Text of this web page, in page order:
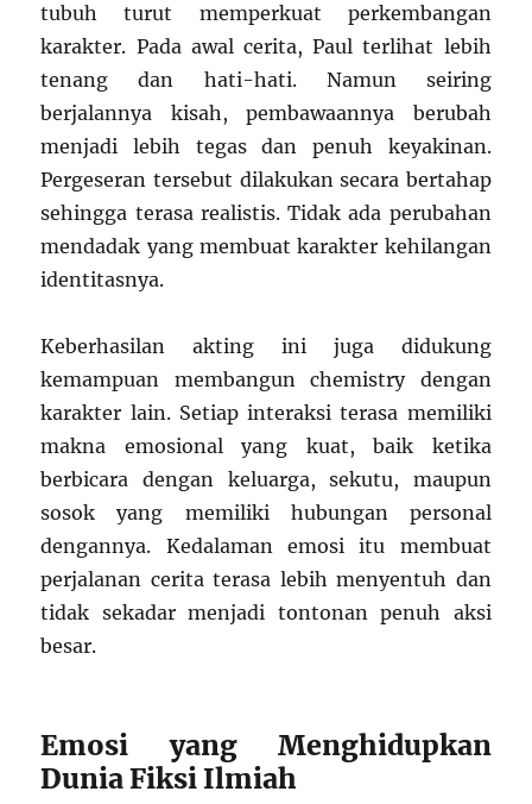
tubuh turut memperkuat perkembangan
karakter. Pada awal cerita, Paul terlihat lebih
tenang dan hati-hati. Namun seiring
berjalannya kisah, pembawaannya berubah
menjadi lebih tegas dan penuh keyakinan.
Pergeseran tersebut dilakukan secara bertahap
sehingga terasa realistis. Tidak ada perubahan
mendadak yang membuat karakter kehilangan
identitasnya.
Keberhasilan akting ini juga didukung
kemampuan membangun chemistry dengan
karakter lain. Setiap interaksi terasa memiliki
makna emosional yang kuat, baik ketika
berbicara dengan keluarga, sekutu, maupun
sosok yang memiliki hubungan personal
dengannya. Kedalaman emosi itu membuat
perjalanan cerita terasa lebih menyentuh dan
tidak sekadar menjadi tontonan penuh aksi
besar.
Emosi yang Menghidupkan
Dunia Fiksi Ilmiah